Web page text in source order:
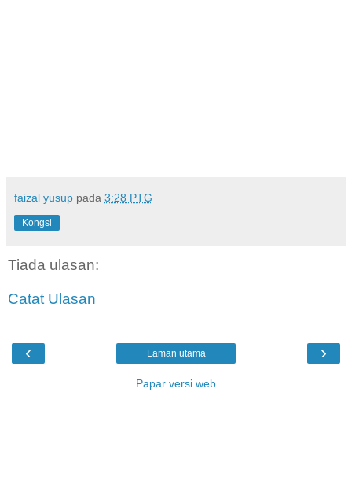
faizal yusup pada 3:28 PTG
Kongsi
Tiada ulasan:
Catat Ulasan
‹ ›
Laman utama
Papar versi web